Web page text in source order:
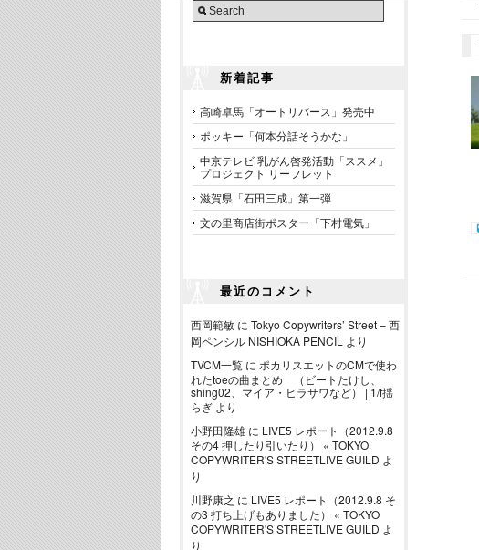
新着記事
高崎卓馬「オートリバース」発売中
ポッキー「何本分話そうかな」
中京テレビ 乳がん啓発活動「ススメ」
プロジェクト リーフレット
滋賀県「石田三成」第一弾
文の里商店街ポスター「下村電気」
最近のコメント
西岡範敏 に Tokyo Copywriters’ Street – 西
岡ペンシル NISHIOKA PENCIL より
TVCM一覧 に ポカリスエットのCMで使わ
れたtoeの曲まとめ （ビートたけし、
shing02、マイア・ヒラサワなど） | 1/f揺
らぎ より
小野田隆雄 に LIVE5 レポート（2012.9.8
その4 押したり引いたり） « TOKYO
COPYWRITER'S STREETLIVE GUILD よ
り
川野康之 に LIVE5 レポート（2012.9.8 そ
の3 打ち上げもありました） « TOKYO
COPYWRITER'S STREETLIVE GUILD よ
り